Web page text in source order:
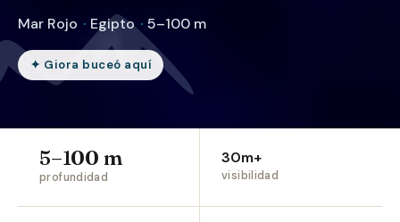
Mar Rojo · Egipto · 5–100 m
✦ Giora buceó aquí
5–100 m
profundidad
30m+
visibilidad